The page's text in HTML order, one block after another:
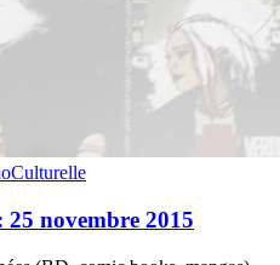
novembre 2015